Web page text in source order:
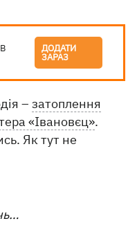
ДОДАТИ
ЗАРАЗ
–затоплення
«Івановєц».
Як тут не